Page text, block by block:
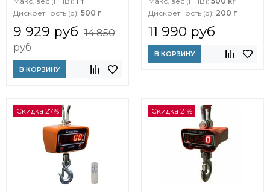
Дискретность (d): 500 г
9 929 руб 14 850
руб
В КОРЗИНУ
Дискретность (d): 200 г
11 990 руб
В КОРЗИНУ
Скидка 27% Скидка 21%